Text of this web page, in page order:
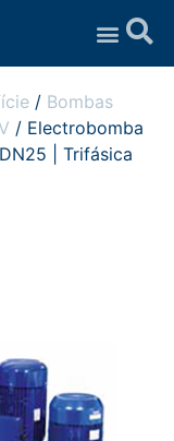
/ Bombas
/ Electrobomba
| Trifásica